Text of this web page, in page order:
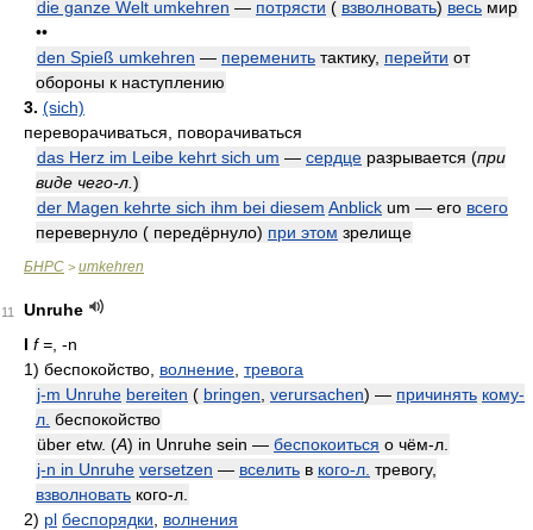
die ganze Welt umkehren — потрясти ( взволновать) весь мир
••
den Spieß umkehren — переменить тактику, перейти от
обороны к наступлению
3. (sich)
переворачиваться, поворачиваться
das Herz im Leibe kehrt sich um — сердце разрывается (при
виде чего-л. )
der Magen kehrte sich ihm bei diesem Anblick um — его всего
перевернуло ( передёрнуло) при этом зрелище
БНРС > umkehren
11
Unruhe
I f = , -n
1) беспокойство, волнение тревога
j-m Unruhe bereiten ( bringen verursachen) — причинять кому-
л. беспокойство
über etw. (A) in Unruhe sein — беспокоиться о чём-л.
j-n in Unruhe versetzen — вселить в кого-л. тревогу,
взволновать кого-л.
2) pl беспорядки
волнения